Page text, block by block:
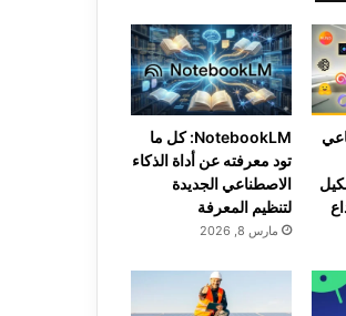
NotebookLM: كل ما
تود معرفته عن أداة الذكاء
الاصطناعي الجديدة
لتنظيم المعرفة
مارس 8, 2026